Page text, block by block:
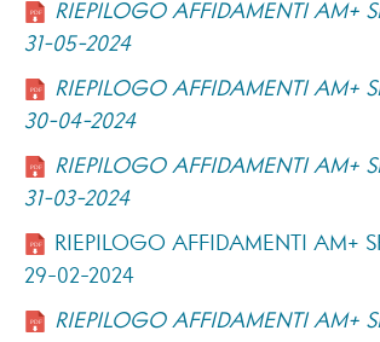
RIEPILOGO AFFIDAMENTI AM+
31-05-2024
RIEPILOGO AFFIDAMENTI AM+
30-04-2024
RIEPILOGO AFFIDAMENTI AM+
31-03-2024
RIEPILOGO AFFIDAMENTI AM+
29-02-2024
RIEPILOGO AFFIDAMENTI AM+